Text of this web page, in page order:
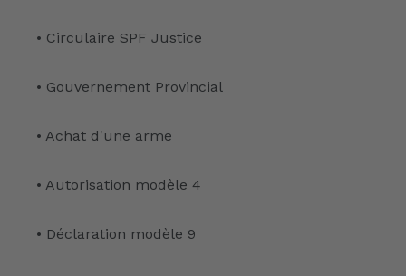
• Circulaire SPF Justice
• Gouvernement Provincial
• Achat d'une arme
• Autorisation modèle 4
• Déclaration modèle 9